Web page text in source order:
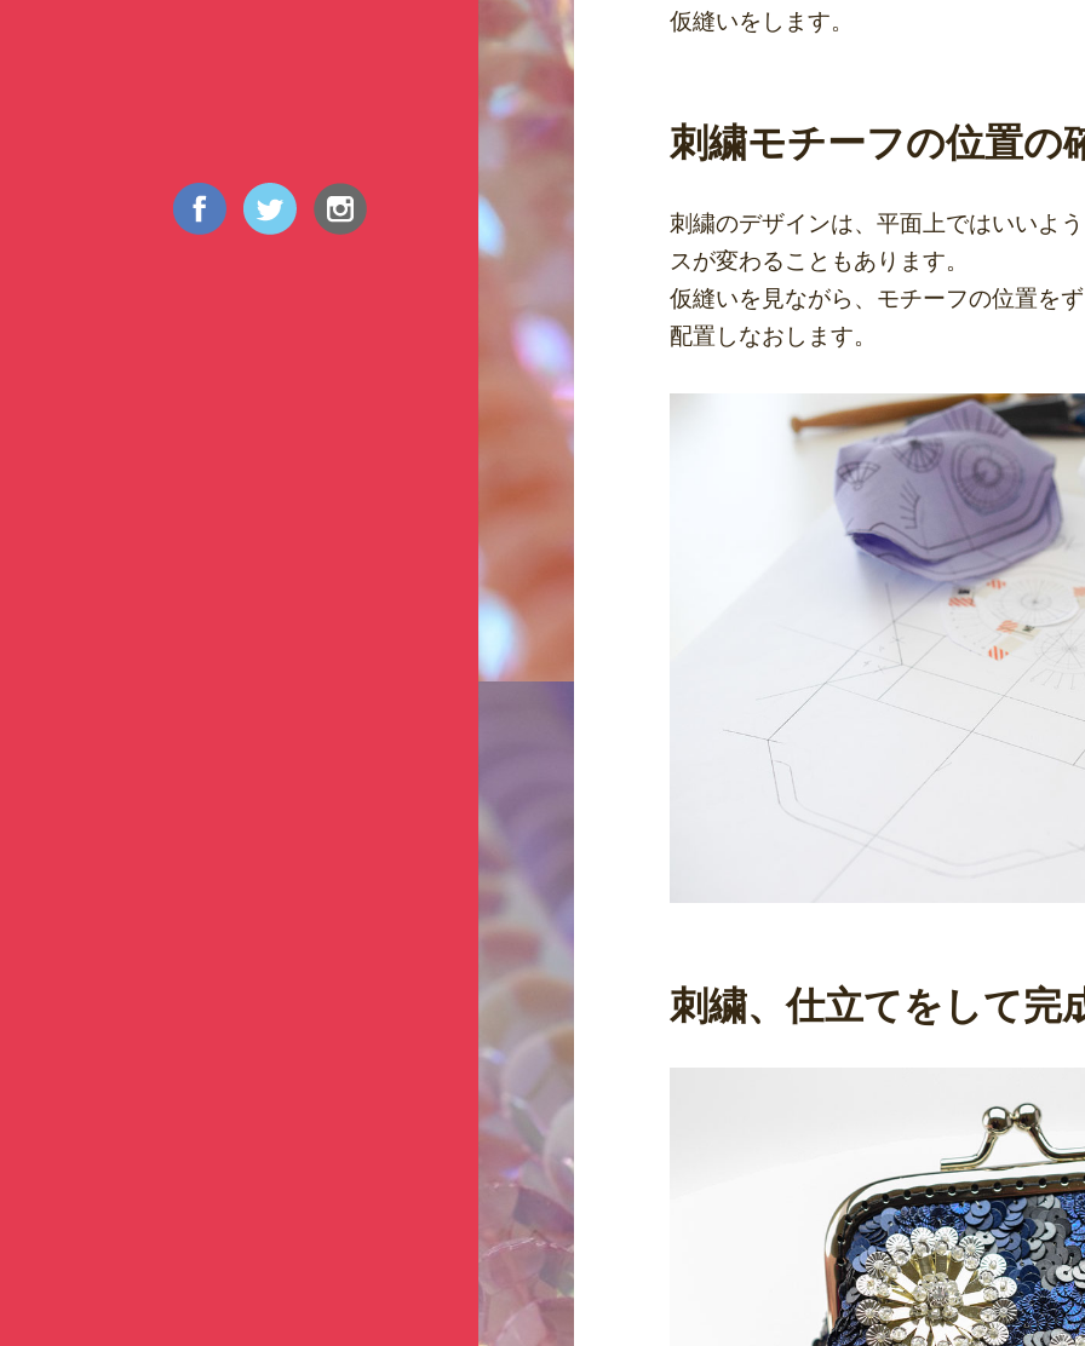
仮縫いをします。
刺繍モチーフの位置の
刺繍のデザインは、平面上ではいいよ
スが変わることもあります。
仮縫いを見ながら、モチーフの位置を
配置しなおします。
刺繍、仕立てをして完